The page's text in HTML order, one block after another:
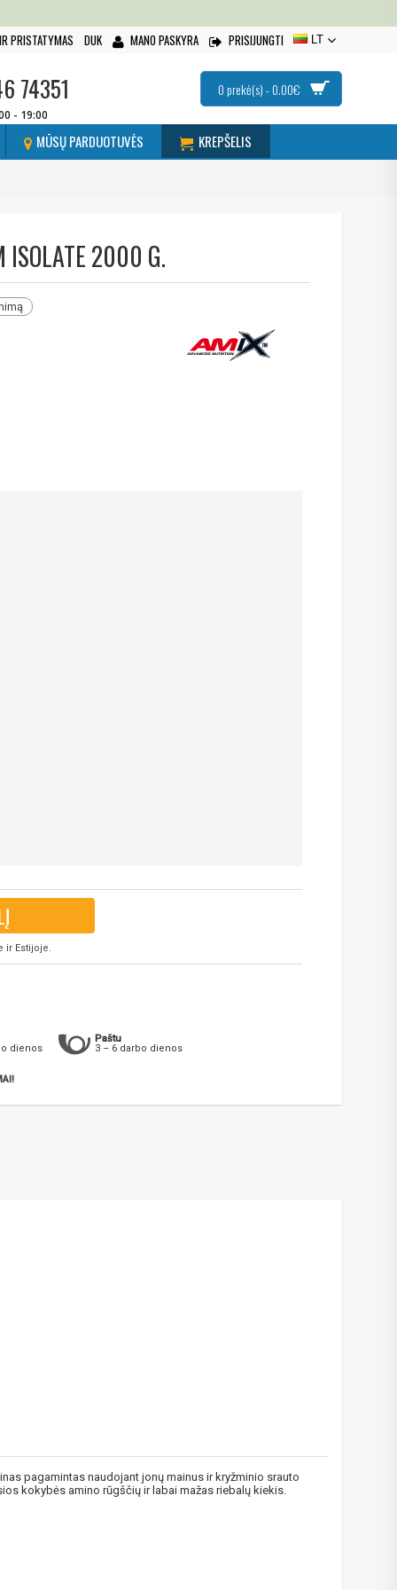
PRISTATYMAS DUK MANO PASKYRA PRISIJUNGTI LT
74351
- 19:00
0 prekė(s) - 0.00€
MŪSŲ PARDUOTUVĖS KREPŠELIS
ISOLATE 2000 G.
Estijoje.
dienos
Paštu
3 – 6 darbo dienos
pagamintas naudojant jonų mainus ir kryžminio srauto
kokybės amino rūgščių ir labai mažas riebalų kiekis.